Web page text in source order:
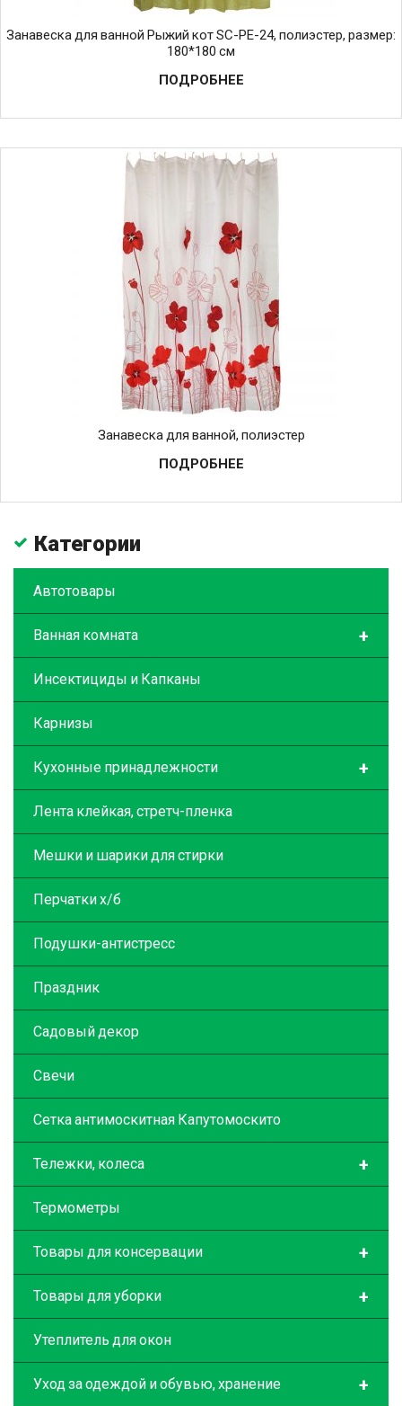
Занавеска для ванной Рыжий кот SC-PE-24, полиэстер, размер:
180*180 см
ПОДРОБНЕЕ
Занавеска для ванной, полиэстер
ПОДРОБНЕЕ
Категории
Автотовары
+
Ванная комната
Инсектициды и Капканы
Карнизы
+
Кухонные принадлежности
Лента клейкая, стретч-пленка
Мешки и шарики для стирки
Перчатки х/б
Подушки-антистресс
Праздник
Садовый декор
Свечи
Сетка антимоскитная Капутомоскито
+
Тележки, колеса
Термометры
+
Товары для консервации
+
Товары для уборки
Утеплитель для окон
+
Уход за одеждой и обувью, хранение